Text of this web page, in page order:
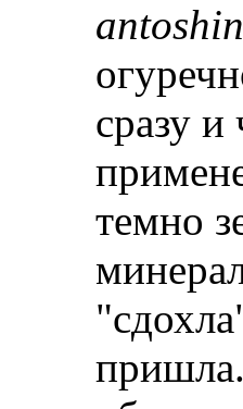
сразу
темно